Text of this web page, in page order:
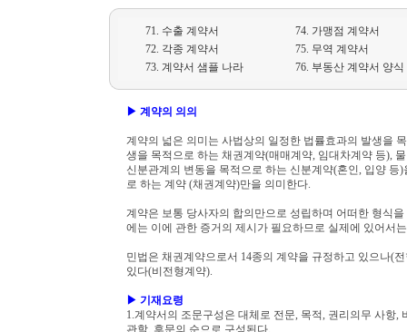
71. 수출 계약서
74. 가맹점 계약서
72. 각종 계약서
75. 무역 계약서
73. 계약서 샘플 나라
76. 부동산 계약서 양식
▶ 계약의 의의
계약의 넓은 의미는 사법상의 일정한 법률효과의 발생을
생을 목적으로 하는 채권계약(매매계약, 임대차계약 등),
신분관계의 변동을 목적으로 하는 신분계약(혼인, 입양
로 하는 계약 (채권계약)만을 의미한다.
계약은 보통 당사자의 합의만으로 성립하며 어떠한 형식
에는 이에 관한 증거의 제시가 필요하므로 실제에 있어서
민법은 채권계약으로서 14종의 계약을 규정하고 있으나(
있다(비전형계약).
▶ 기재요령
1.계약서의 조문구성은 대체로 전문, 목적, 권리의무 사항
관할, 후문의 순으로 구성된다.